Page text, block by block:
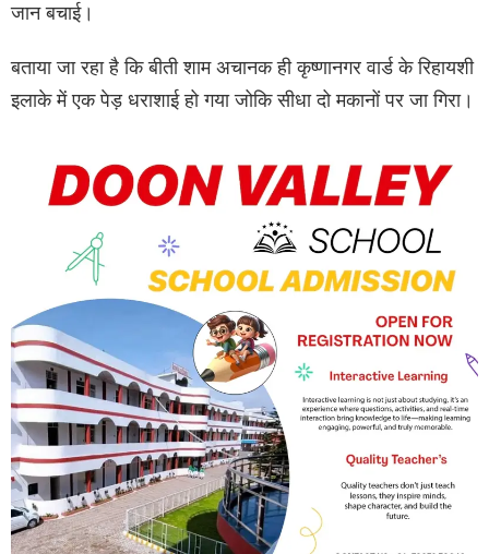
जान बचाई।
बताया जा रहा है कि बीती शाम अचानक ही कृष्णानगर वार्ड के रिहायशी
इलाके में एक पेड़ धराशाई हो गया जोकि सीधा दो मकानों पर जा गिरा।